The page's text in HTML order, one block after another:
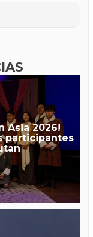
Asia 2026!
participantes